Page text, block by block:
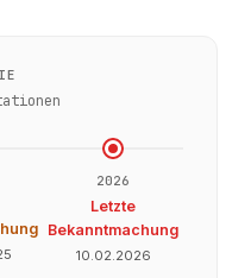
2026
Letzte
Bekanntmachung
10.02.2026